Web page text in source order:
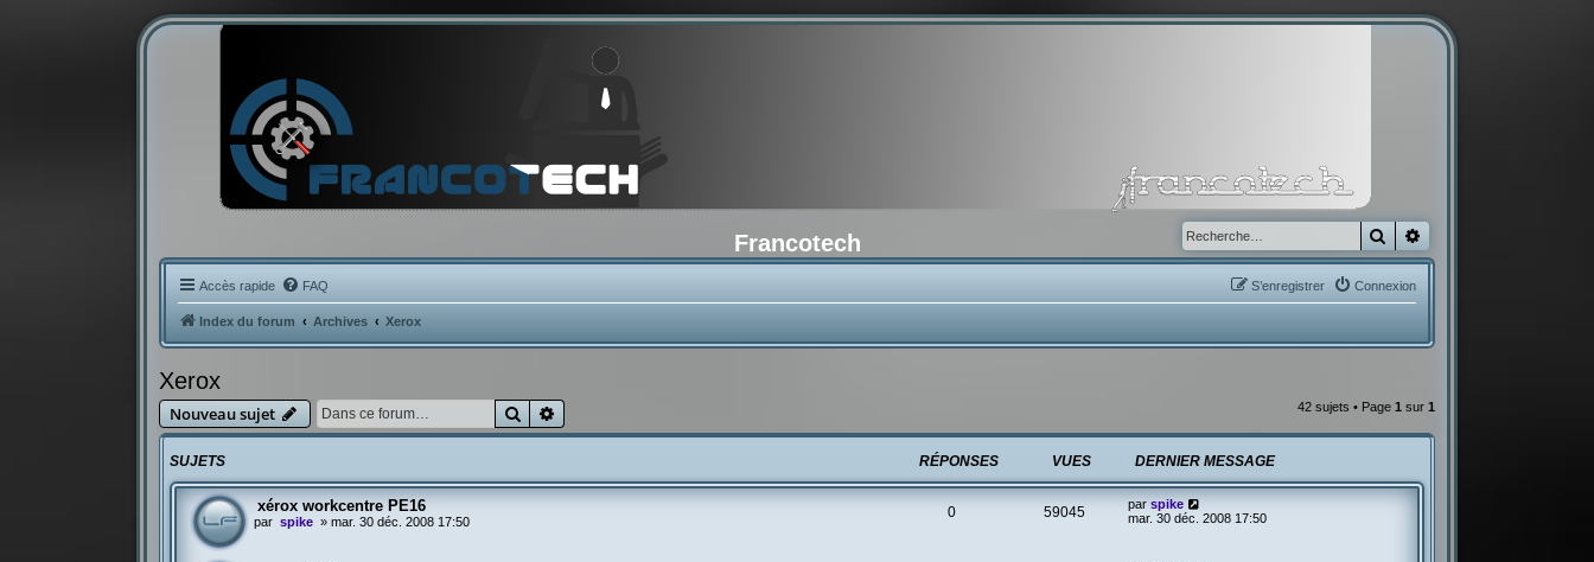
Francotech Rechercher
Accès rapide FAQ Connexion
S’enregistrer
Index du forum Archives Xerox
Xerox
Nouveau sujet Rechercher 42 sujets • Page 1sur 1
SUJETS RÉPONSES VUES DERNIER MESSAGE
xérox workcentre PE16
par spike »mar. 30 déc. 2008 17:50
0 59045 par spike
mar. 30 déc. 2008 17:50